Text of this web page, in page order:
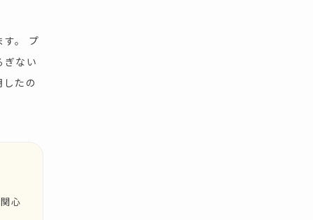
。 プ
ぎない
たの
心